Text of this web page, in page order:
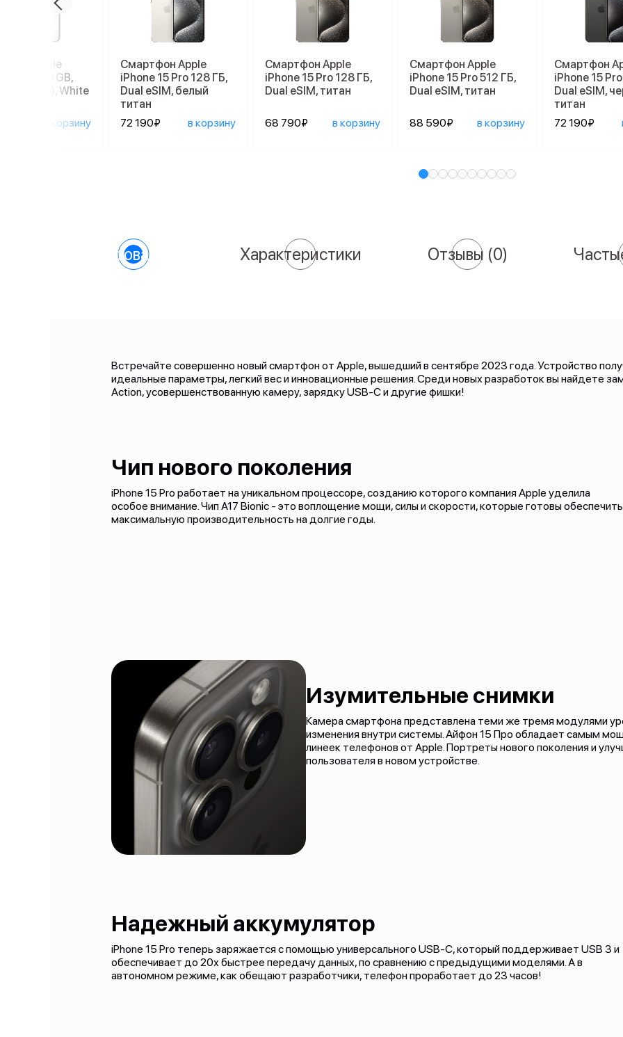
Apple
17e 256 GB,
(eSIM), White
в корзину
Смартфон Apple
iPhone 15 Pro 128 ГБ,
Dual eSIM, белый
титан
72 190₽
в корзину
Смартфон Apple
iPhone 15 Pro 128 ГБ,
Dual eSIM, титан
68 790₽ в корзину
Смартфон Apple
iPhone 15 Pro 512 ГБ,
Dual eSIM, титан
88 590₽ в корзину
Смартфон
iPhone 15
Dual eSIM,
титан
72 190₽
О товаре Характеристики Отзывы (0)
Встречайте совершенно новый смартфон от Apple, вышедший в сентябре 2023 года. Устройство
идеальные параметры, легкий вес и инновационные решения. Среди новых разработок вы найдете
Action, усовершенствованную камеру, зарядку USB-C и другие фишки!
Чип нового поколения
iPhone 15 Pro работает на уникальном процессоре, созданию которого компания Apple уделила
особое внимание. Чип A17 Bionic - это воплощение мощи, силы и скорости, которые готовы обеспечить
максимальную производительность на долгие годы.
Изумительные снимки
Камера смартфона представлена теми же тремя модулями
изменения внутри системы. Айфон 15 Про обладает самым
линеек телефонов от Apple. Портреты нового поколения и
пользователя в новом устройстве.
Надежный аккумулятор
iPhone 15 Pro теперь заряжается с помощью универсального USB-C, который поддерживает USB 3 и
обеспечивает до 20х быстрее передачу данных, по сравнению с предыдущими моделями. А в
автономном режиме, как обещают разработчики, телефон проработает до 23 часов!